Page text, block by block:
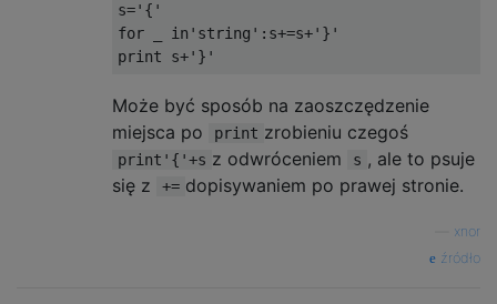
s='{'
for
in 'string' : s+=s+'}'
print s+'}'
Może być sposób na zaoszczędzenie
miejsca po
print zrobieniu czegoś
print'{'+s z odwróceniem s , ale to psuje
się z
+= dopisywaniem po prawej stronie.
xnor
źródło